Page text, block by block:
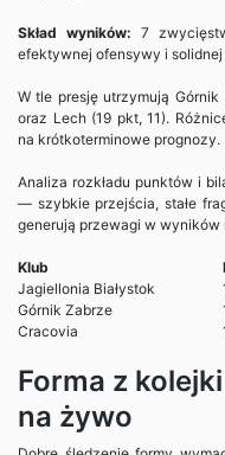
Skład wyników: 7
efektywnej ofensywy i
W tle presję utrzymują
oraz Lech (19 pkt, 11).
na krótkoterminowe prognozy.
Analiza rozkładu punktów i
— szybkie przejścia, stałe
generują przewagi w wyników
Klub
Jagiellonia Białystok
Górnik Zabrze
Cracovia
Forma z
na żywo